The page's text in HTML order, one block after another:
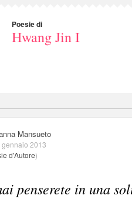
Poesie di
Hwang Jin I
Mansueto
2013
d'Autore)
penserete in una